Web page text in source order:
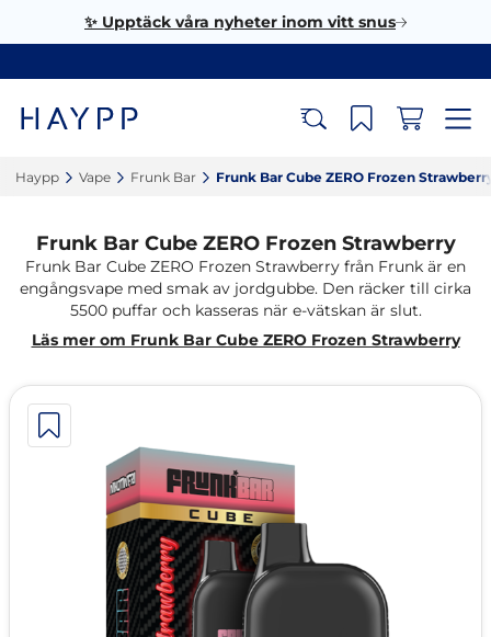
✨ Upptäck våra nyheter inom vitt snus
Haypp‎ Vape‎ Frunk Bar‎ Frunk Bar Cube ZERO Frozen
Frunk Bar Cube ZERO Frozen Strawberry
Frunk Bar Cube ZERO Frozen Strawberry från Frunk är en
engångsvape med smak av jordgubbe. Den räcker till cirka
5500 puffar och kasseras när e-vätskan är slut.
Läs mer om Frunk Bar Cube ZERO Frozen Strawberry